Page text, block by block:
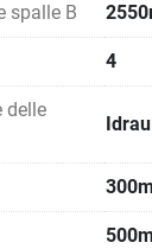
spalle B
4
delle